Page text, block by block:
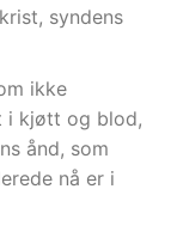
syndens
ikke
i kjøtt og blod,
ånd, som
nå er i